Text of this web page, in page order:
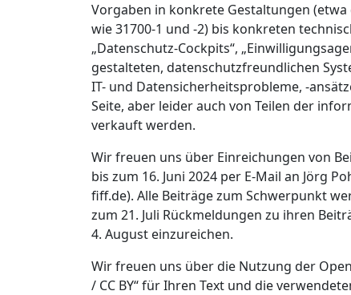
Vorgaben in konkrete Gestaltungen
wie 31700-1 und -2) bis konkreten
„Datenschutz-Cockpits“,
gestalteten, datenschutzfreundlichen
IT- und Datensicherheitsprobleme, -
Seite, aber leider auch von Teilen der
verkauft werden.
Wir freuen uns über Einreichungen von
bis zum 16. Juni 2024 per E-Mail an Jörg
fiff.de). Alle Beiträge zum Schwerpunkt
zum 21. Juli Rückmeldungen zu ihren
4. August einzureichen.
Wir freuen uns über die Nutzung der
/ CC BY“ für Ihren Text und die